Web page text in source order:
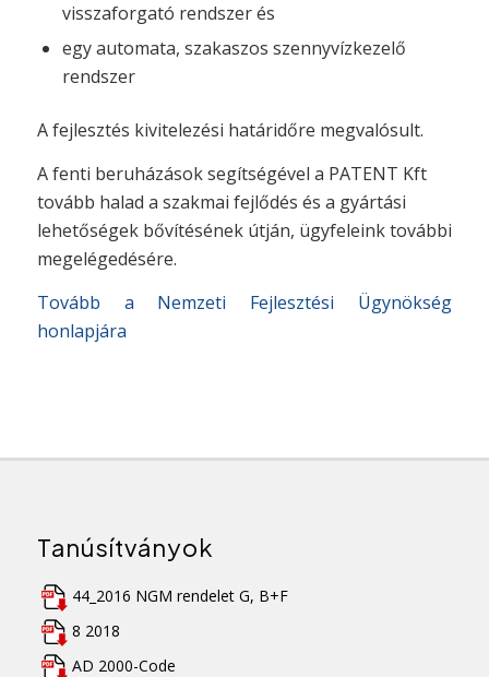
visszaforgató rendszer és
egy automata, szakaszos szennyvízkezelő
rendszer
A fejlesztés kivitelezési határidőre megvalósult.
A fenti beruházások segítségével a PATENT Kft
tovább halad a szakmai fejlődés és a gyártási
lehetőségek bővítésének útján, ügyfeleink további
megelégedésére.
Tovább a Nemzeti Fejlesztési Ügynökség
honlapjára
Tanúsítványok
44_2016 NGM rendelet G, B+F
8 2018
AD 2000-Code